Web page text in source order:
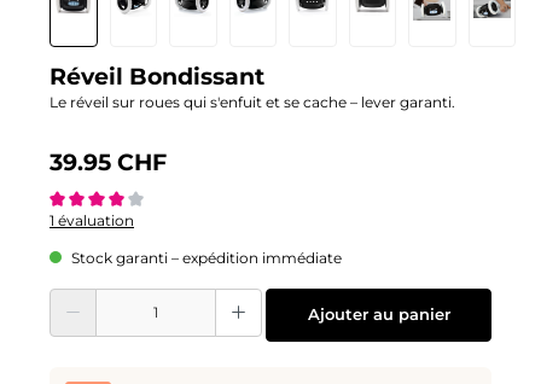
Réveil Bondissant
Le réveil sur roues qui s'enfuit et se cache – lever garanti.
39.95 CHF
Note moyenne de 4 sur 5 étoiles
1 évaluation
Stock garanti – expédition immédiate
Quantité de produit : Entrez la quantité souhaitée ou utilisez les boutons
Ajouter au panier